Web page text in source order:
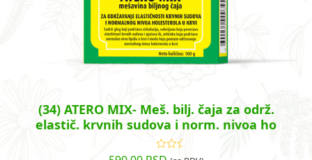
(34) ATERO MIX- Meš. bilj. čaja za održ.
elastič. krvnih sudova i norm. nivoa ho
Ocenjeno